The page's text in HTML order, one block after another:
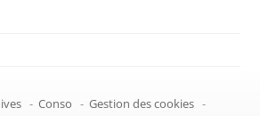
- Conso - Gestion des cookies -